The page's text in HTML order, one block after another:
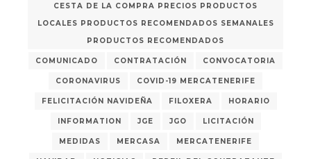
CESTA DE LA COMPRA PRECIOS PRODUCTOS
LOCALES PRODUCTOS RECOMENDADOS SEMANALES
PRODUCTOS RECOMENDADOS
COMUNICADO CONTRATACIÓN CONVOCATORIA
CORONAVIRUS COVID-19 MERCATENERIFE
FELICITACIÓN NAVIDEÑA FILOXERA HORARIO
INFORMATION JGE JGO LICITACIÓN
MEDIDAS MERCASA MERCATENERIFE